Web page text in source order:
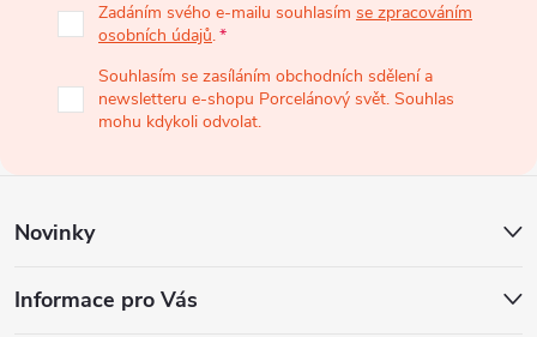
í
Zadáním svého e-mailu souhlasím se zpracováním
osobních údajů.
Souhlasím se zasíláním obchodních sdělení a
newsletteru e-shopu Porcelánový svět. Souhlas
mohu kdykoli odvolat.
Novinky
Informace pro Vás